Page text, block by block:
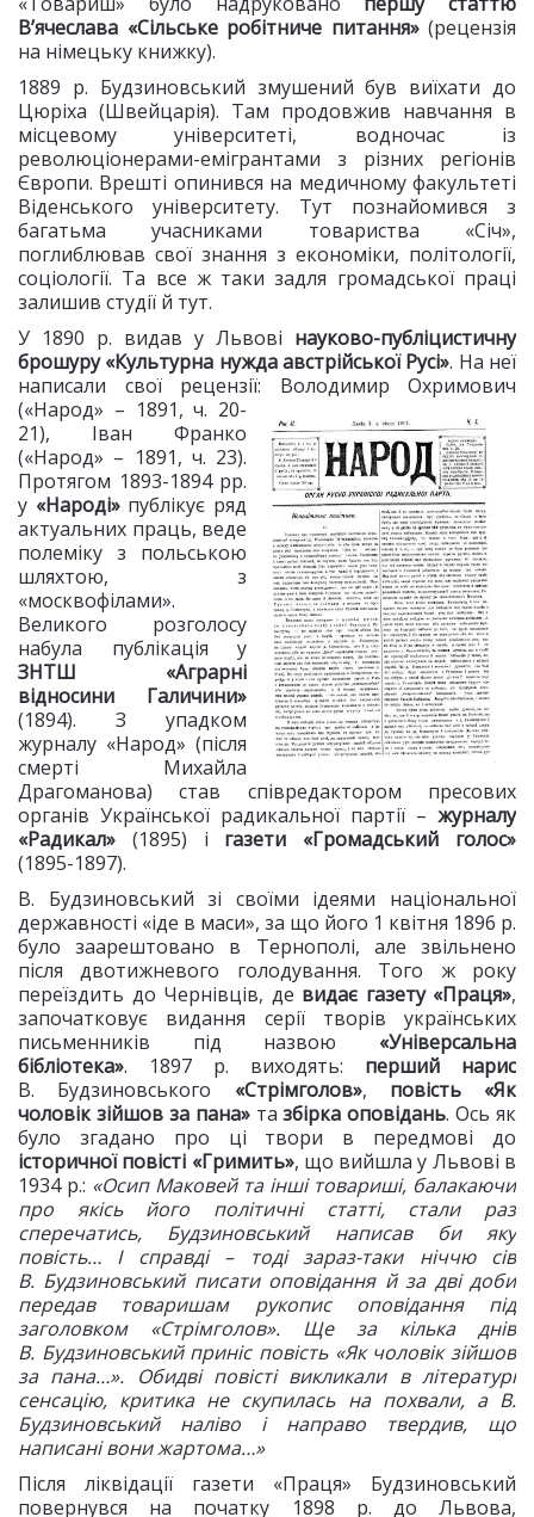
В’ячеслава «Сільське робітниче питання»(рецензія
на німецьку книжку).
1889 р. Будзиновський змушений був виїхати до
Цюріха (Швейцарія). Там продовжив навчання в
місцевому університеті, водночас із
революціонерами-емігрантами з різних регіонів
Європи. Врешті опинився на медичному факультеті
Віденського університету. Тут познайомився з
багатьма учасниками товариства «Січ»,
поглиблював свої знання з економіки, політології,
соціології. Та все ж таки задля громадської праці
залишив студії й тут.
У 1890 р. видав у Львові науково-публіцистичну
брошуру «Культурна нужда австрійської Русі». На неї
написали свої рецензії: Володимир Охримович
(«Народ» – 1891, ч. 20-
21), Іван Франко
(«Народ» – 1891, ч. 23).
Протягом 1893-1894 рр.
у «Народі»публікує ряд
актуальних праць, веде
полеміку з польською
шляхтою, з
«москвофілами».
Великого розголосу
набула публікація у
ЗНТШ «Аграрні
відносини Галичини»
(1894). З упадком
журналу «Народ» (після
смерті Михайла
Драгоманова) став співредактором пресових
органів Української радикальної партії – журналу
«Радикал» (1895) і газети «Громадський голос»
(1895-1897).
В. Будзиновський зі своїми ідеями національної
державності «іде в маси», за що його 1 квітня 1896 р.
було заарештовано в Тернополі, але звільнено
після двотижневого голодування. Того ж року
переїздить до Чернівців, де видає газету «Праця»,
започатковує видання серії творів українських
письменників під назвою «Універсальна
бібліотека». 1897 р. виходять: перший нарис
В. Будзиновського «Стрімголов», повість «Як
чоловік зійшов за пана» та збірка оповідань. Ось як
було згадано про ці твори в передмові до
історичної повісті «Гримить», що вийшла у Львові в
1934 р.: «Осип Маковей та інші товариші, балакаючи
про якісь його політичні статті, стали раз
сперечатись, Будзиновський написав би яку
повість… І справді – тоді зараз-таки ніччю сів
В. Будзиновський писати оповідання й за дві доби
передав товаришам рукопис оповідання під
заголовком «Стрімголов». Ще за кілька днів
В. Будзиновський приніс повість «Як чоловік зійшов
за пана…». Обидві повісті викликали в літературі
сенсацію, критика не скупилась на похвали, а В.
Будзиновський наліво і направо твердив, що
написані вони жартома…»
Після ліквідації газети «Праця» Будзиновський
повернувся на початку 1898 р. до Львова,